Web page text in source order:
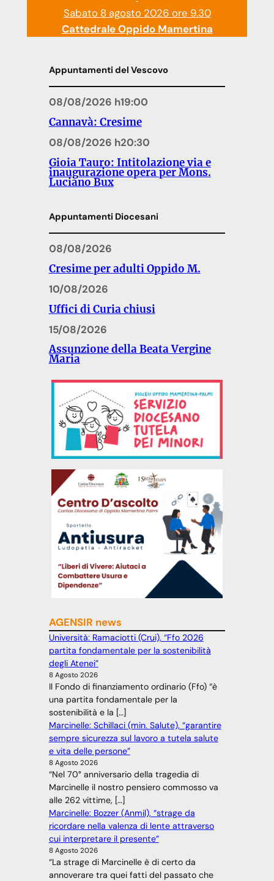
Sabato 8 agosto 2026 ore 9.30
Cattedrale Oppido Mamertina
Appuntamenti del Vescovo
08/08/2026 h19:00
Cannavà: Cresime
08/08/2026 h20:30
Gioia Tauro: Intitolazione via e
inaugurazione opera per Mons.
Luciano Bux
Appuntamenti Diocesani
08/08/2026
Cresime per adulti Oppido M.
10/08/2026
Uffici di Curia chiusi
15/08/2026
Assunzione della Beata Vergine
Maria
AGENSIR news
Università: Ramaciotti (Crui), “Ffo 2026
partita fondamentale per la sostenibilità
degli Atenei”
8 Agosto 2026
Il Fondo di finanziamento ordinario (Ffo) “è
una partita fondamentale per la
sostenibilità e la […]
Marcinelle: Schillaci (min. Salute), “garantire
sempre sicurezza sul lavoro a tutela salute
e vita delle persone”
8 Agosto 2026
“Nel 70° anniversario della tragedia di
Marcinelle il nostro pensiero commosso va
alle 262 vittime, […]
Marcinelle: Bozzer (Anmil), “strage da
ricordare nella valenza di lente attraverso
cui interpretare il presente”
8 Agosto 2026
“La strage di Marcinelle è di certo da
annoverare tra quei fatti del passato che